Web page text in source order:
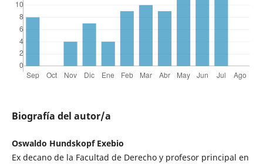
Biografía del autor/a
Oswaldo Hundskopf Exebio
Ex decano de la Facultad de Derecho y profesor principal en